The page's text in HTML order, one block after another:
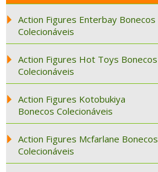
Action Figures Enterbay Bonecos
Colecionáveis
Action Figures Hot Toys Bonecos
Colecionáveis
Action Figures Kotobukiya
Bonecos Colecionáveis
Action Figures Mcfarlane Bonecos
Colecionáveis